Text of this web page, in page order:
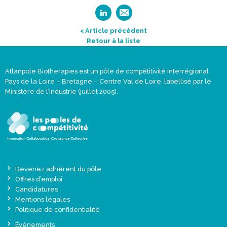
< Article précédent
Retour à la liste
Atlanpole Biotherapies est un pôle de compétitivité interrégional
Pays de la Loire – Bretagne – Centre Val de Loire, labellisé par le
Ministère de l’Industrie (juillet 2005).
Devenez adhérent du pôle
Offres d’emploi
Candidatures
Mentions légales
Politique de confidentialité
Événements